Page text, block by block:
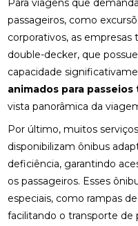
Para viagens que
passageiros, como
corporativos, as
double-decker, que
capacidade
animados para
vista panorâmica da
Por último, muitos
disponibilizam ônibus
deficiência, garantindo
os passageiros. Esses
especiais, como rampas
facilitando o transporte de